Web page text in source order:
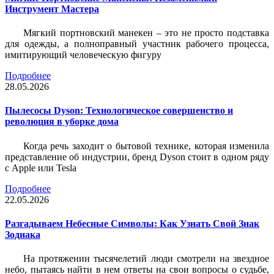
Инструмент Мастера
Мягкий портновский манекен – это не просто подставка
для одежды, а полноправный участник рабочего процесса,
имитирующий человеческую фигуру
Подробнее
28.05.2026
Пылесосы Dyson: Технологическое совершенство и
революция в уборке дома
Когда речь заходит о бытовой технике, которая изменила
представление об индустрии, бренд Dyson стоит в одном ряду
с Apple или Tesla
Подробнее
22.05.2026
Разгадываем Небесные Символы: Как Узнать Свой Знак
Зодиака
На протяжении тысячелетий люди смотрели на звездное
небо, пытаясь найти в нем ответы на свои вопросы о судьбе,